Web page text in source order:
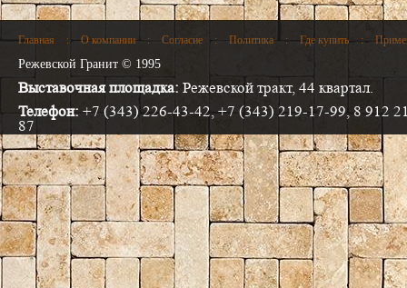
Главная : О компании : Согласие : Политика : Где купить :
Режевской Гранит © 1995
Выставочная площадка: Режевской тракт, 44 квартал.
Телефон: +7 (343) 226-43-42, +7 (343) 219-17-99, 8 912
87
Электронная почта:info@progranit.pro